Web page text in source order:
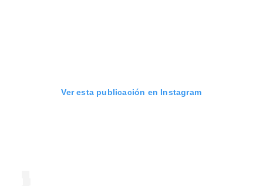
Ver esta publicación en Instagram